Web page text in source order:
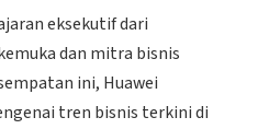
eksekutif dari
dan mitra bisnis
ini, Huawei
tren bisnis terkini di